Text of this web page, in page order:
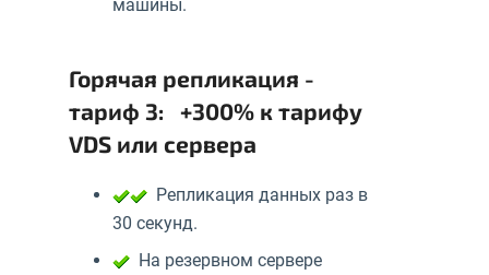
машины.
Горячая репликация -
тариф 3: +300% к тарифу
VDS или сервера
Репликация данных раз в
30 секунд.
На резервном сервере